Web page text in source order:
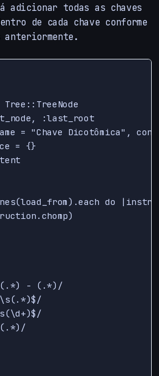
adicionar todas as chaves
de cada chave conforme
anteriormente.
:last_root
= "Chave Dicotômica",
= {}
do
- (.*)/